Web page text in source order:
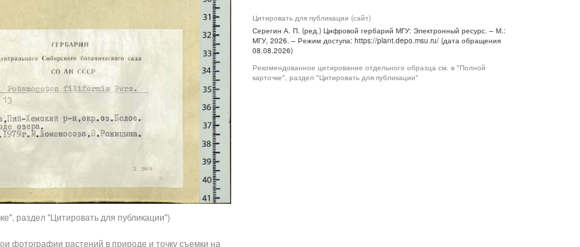
раздел "Цитировать для публикации")
фотографии растений в природе и точку съемки на
Цитировать для публикации (сайт)
Серегин А. П. (ред.) Цифровой гербарий МГУ: Электронный ресурс. – М.:
МГУ, 2026. – Режим доступа: https://plant.depo.msu.ru/ (дата обращения
08.08.2026)
Рекомендованное цитирование отдельного образца см. в "Полной
карточке", раздел "Цитировать для публикации"